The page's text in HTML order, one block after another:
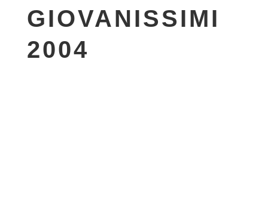
GIOVANISSIMI
2004